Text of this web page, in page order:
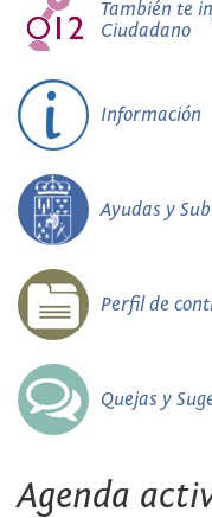
También te
Ciudadano
Información
Ayudas y
Perfil de
Quejas y
Agenda